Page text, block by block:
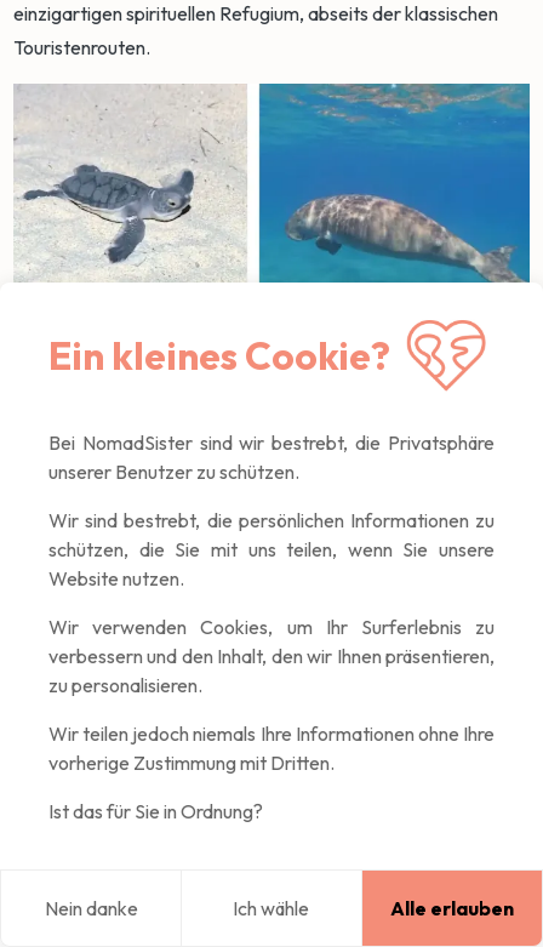
Ein kleines Cookie?
Bei NomadSister sind wir bestrebt, die Privatsphäre
unserer Benutzer zu schützen.
Wir sind bestrebt, die persönlichen Informationen zu
schützen, die Sie mit uns teilen, wenn Sie unsere
Website nutzen.
Wir verwenden Cookies, um Ihr Surferlebnis zu
verbessern und den Inhalt, den wir Ihnen präsentieren,
zu personalisieren.
Wir teilen jedoch niemals Ihre Informationen ohne Ihre
vorherige Zustimmung mit Dritten.
Ist das für Sie in Ordnung?
Nein danke Ich wähle Alle erlauben
Erkunden Home Einloggen
einzigartigen spirituellen Refugium, abseits der klassischen
Touristenrouten.
Ban Gioc:Du wirst jahrelang von denspektakulären
Wasserfällen an der chinesischen Grenze
ihre kristallklaren Wasser auf mehreren Ebenen inmitten
tropischen Grüns entfalten. Der Zugang von Cao Bang aus
erfordert Geduld, aber das grandiose Naturschauspiel, das